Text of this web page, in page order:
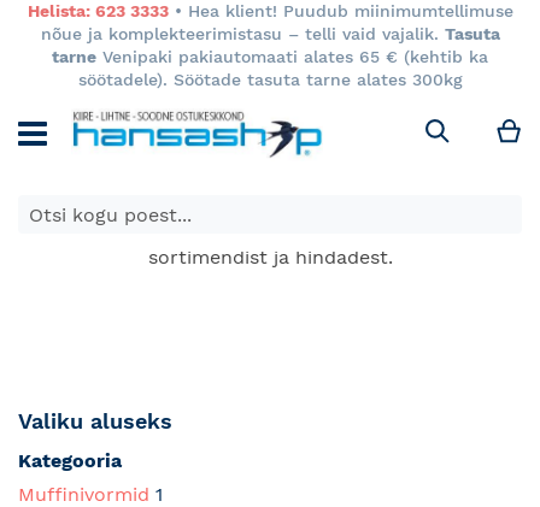
Helista: 623 3333• Hea klient! Puudub miinimumtellimuse
nõue ja komplekteerimistasu – telli vaid vajalik. Tasuta
tarne Venipaki pakiautomaati alates 65 € (kehtib ka
söötadele). Söötade tasuta tarne alates 300kg
Otsi
E-poes kuvatavad toodete hinnad kehtivad ainult e-
poes ja võivad erineda Keila ja Tartu poodide
sortimendist ja hindadest.
Valiku aluseks
Kategooria
Muffinivormid 1